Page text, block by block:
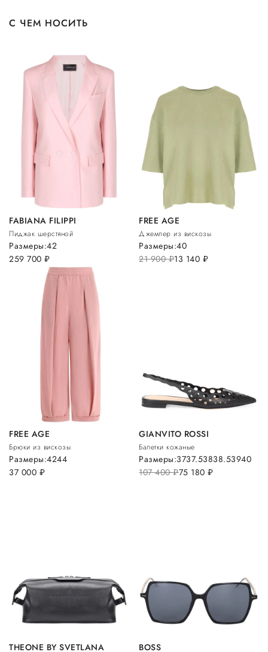
С ЧЕМ НОСИТЬ
FABIANA FILIPPI
Пиджак шерстяной
259 700 руб.
Размеры:42
FREE AGE
Джемпер из вискозы
21 900руб.13 140 руб.
Размеры:40
FREE AGE
Брюки из вискозы
37 000 руб.
Размеры:4244
GIANVITO ROSSI
Балетки кожаные
107 400руб.75 180руб.
Размеры:3737.53838.53940
THEONE BY SVETLANA BOSS